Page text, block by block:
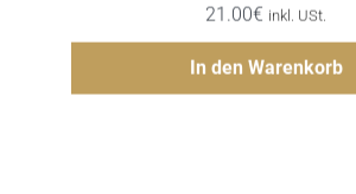
21.00€ inkl. USt.
In den Warenkorb
Hinzufügen